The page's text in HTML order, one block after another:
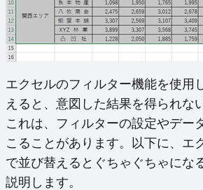
エクセルのフィルター機能を使用
えると、意図した結果を得られな
これは、フィルターの設定やデー
こることがあります。以下に、エ
で並び替えるとぐちゃぐちゃにな
説明します。